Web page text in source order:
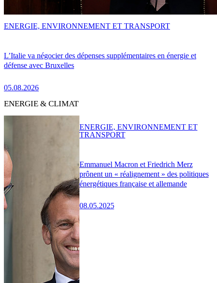
L’Italie va négocier des dépenses supplémentaires en énergie et
défense avec Bruxelles
05.08.2026
ENERGIE, ENVIRONNEMENT ET TRANSPORT
ENERGIE & CLIMAT
Emmanuel Macron et Friedrich Merz
prônent un « réalignement » des politiques
énergétiques française et allemande
08.05.2025
ENERGIE, ENVIRONNEMENT ET
TRANSPORT